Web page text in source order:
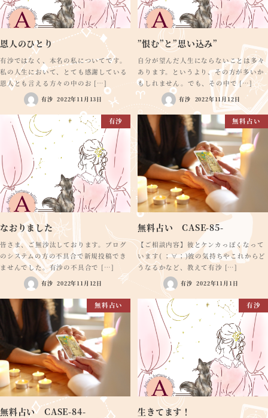
恩人のひとり
有沙ではなく、本名の私についてです。
私の人生において、とても感謝している
恩人とも言える方々の中のお […]
有沙 2022年11月13日
”恨む”と”思い込み”
自分が望んだ人生にならないことは多々
あります。というより、その方が多いか
もしれません。でも、その中で […]
有沙 2022年11月12日
有沙
なおりました
皆さま、ご無沙汰しております。ブログ
のシステムの方の不具合で新規投稿でき
ませんでした。有沙の不具合で […]
有沙 2022年11月12日
無料占い
無料占い CASE-85-
【ご相談内容】彼とケンカっぽくなって
います( ；∀；)彼の気持ちやこれからど
うなるかなど、教えて有沙 […]
有沙 2022年11月1日
無料占い
無料占い CASE-84-
有沙
生きてます！